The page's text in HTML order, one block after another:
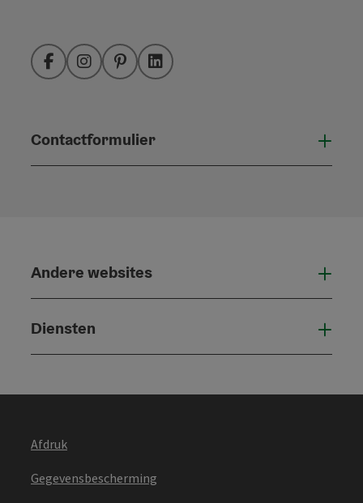
FacebookInstagramPinterestLinkedIn
Contactformulier
Andere websites
Diensten
Afdruk
Gegevensbescherming